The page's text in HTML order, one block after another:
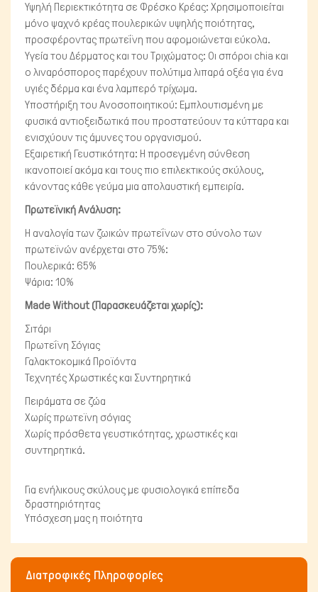
Ψάρια/Ερπετά
Υψηλή Περιεκτικότητα σε Φρέσκο Κρέας: Χρησιμοποιείται
μόνο ψαχνό κρέας πουλερικών υψηλής ποιότητας,
προσφέροντας πρωτεΐνη που αφομοιώνεται εύκολα.
Υγεία του Δέρματος και του Τριχώματος: Οι σπόροι chia και
ο λιναρόσπορος παρέχουν πολύτιμα λιπαρά οξέα για ένα
υγιές δέρμα και ένα λαμπερό τρίχωμα.
Υποστήριξη του Ανοσοποιητικού: Εμπλουτισμένη με
φυσικά αντιοξειδωτικά που προστατεύουν τα κύτταρα και
ενισχύουν τις άμυνες του οργανισμού.
Εξαιρετική Γευστικότητα: Η προσεγμένη σύνθεση
ικανοποιεί ακόμα και τους πιο επιλεκτικούς σκύλους,
κάνοντας κάθε γεύμα μια απολαυστική εμπειρία.
Πρωτεϊνική Ανάλυση:
Η αναλογία των ζωικών πρωτεΐνων στο σύνολο των
πρωτεϊνών ανέρχεται στο 75%:
Πουλερικά: 65%
Ψάρια: 10%
Made Without (Παρασκευάζεται χωρίς):
Σιτάρι
Πρωτεΐνη Σόγιας
Γαλακτοκομικά Προϊόντα
Τεχνητές Χρωστικές και Συντηρητικά
Πειράματα σε ζώα
Χωρίς πρωτεϊνη σόγιας
Χωρίς πρόσθετα γευστικότητας, χρωστικές και
συντηρητικά.
Για ενήλικους σκύλους με φυσιολογικά επίπεδα
δραστηριότητας
Υπόσχεση μας η ποιότητα
Διατροφικές Πληροφορίες